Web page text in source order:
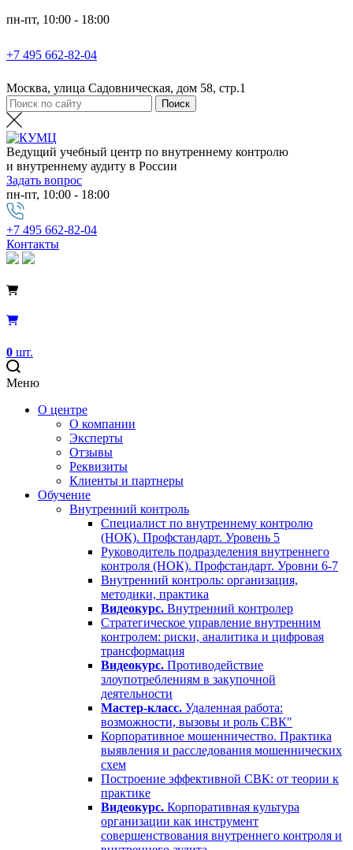
пн-пт, 10:00 - 18:00
+7 495 662-82-04
Москва, улица Садовническая, дом 58, стр.1
Ведущий учебный центр по внутреннему контролю
и внутреннему аудиту в России
Задать вопрос
пн-пт, 10:00 - 18:00
+7 495 662-82-04
Контакты
0 шт.
Меню
О центре
О компании
Эксперты
Отзывы
Реквизиты
Клиенты и партнеры
Обучение
Внутренний контроль
Специалист по внутреннему контролю
(НОК). Профстандарт. Уровень 5
Руководитель подразделения внутреннего
контроля (НОК). Профстандарт. Уровни 6-7
Внутренний контроль: организация,
методики, практика
Видеокурс. Внутренний контролер
Стратегическое управление внутренним
контролем: риски, аналитика и цифровая
трансформация
Видеокурс. Противодействие
злоупотреблениям в закупочной
деятельности
Мастер-класс. Удаленная работа:
возможности, вызовы и роль СВК"
Корпоративное мошенничество. Практика
выявления и расследования мошеннических
схем
Построение эффективной СВК: от теории к
практике
Видеокурс. Корпоративная культура
организации как инструмент
совершенствования внутреннего контроля и